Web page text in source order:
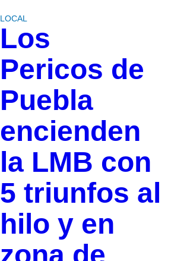
LOCAL
Los
Pericos de
Puebla
encienden
la LMB con
5 triunfos al
hilo y en
zona de